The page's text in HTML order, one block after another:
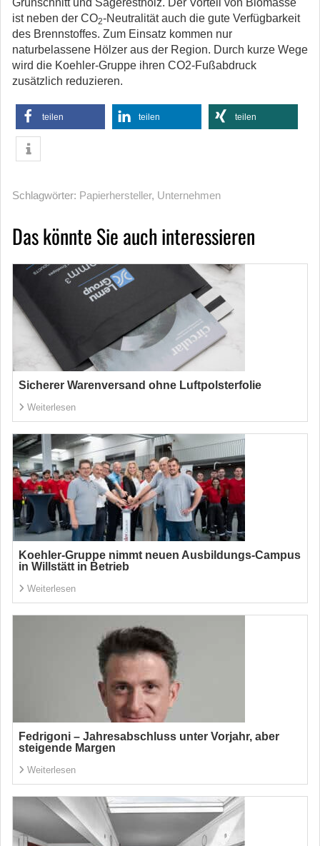
Grünschnitt und Sägerestholz. Der Vorteil von Biomasse
ist neben der CO2-Neutralität auch die gute Verfügbarkeit
des Brennstoffes. Zum Einsatz kommen nur
naturbelassene Hölzer aus der Region. Durch kurze Wege
wird die Koehler-Gruppe ihren CO2-Fußabdruck
zusätzlich reduzieren.
teilen teilen teilen
Schlagwörter: Papierhersteller, Unternehmen
Das könnte Sie auch interessieren
Sicherer Warenversand ohne Luftpolsterfolie
Weiterlesen
Koehler-Gruppe nimmt neuen Ausbildungs-Campus
in Willstätt in Betrieb
Weiterlesen
Fedrigoni – Jahresabschluss unter Vorjahr, aber
steigende Margen
Weiterlesen